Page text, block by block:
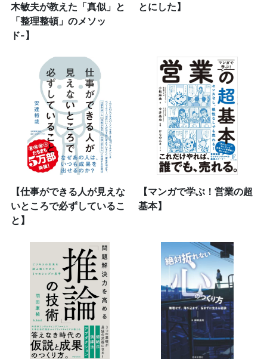
木敏夫が教えた「真似」と
「整理整頓」のメソッ
ド-】
とにした】
【仕事ができる人が見えな
いところで必ずしているこ
と】
【マンガで学ぶ！営業の超
基本】